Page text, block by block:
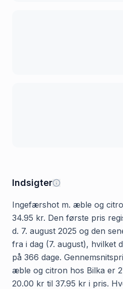
Indsigter
Ingefærshot m. æble og
34.95 kr. Den første pris
d. 7. august 2025 og den
fra i dag (7. august), hvilket
på 366 dage.
æble og citron hos Bilka er
20.00 kr til 37.95 kr i pris.